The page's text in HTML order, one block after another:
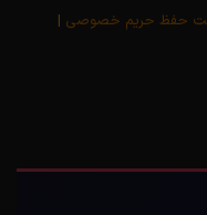
حفظ حریم خصوصی |